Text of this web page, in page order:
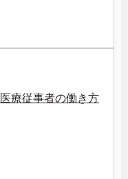
療従事者の働き方